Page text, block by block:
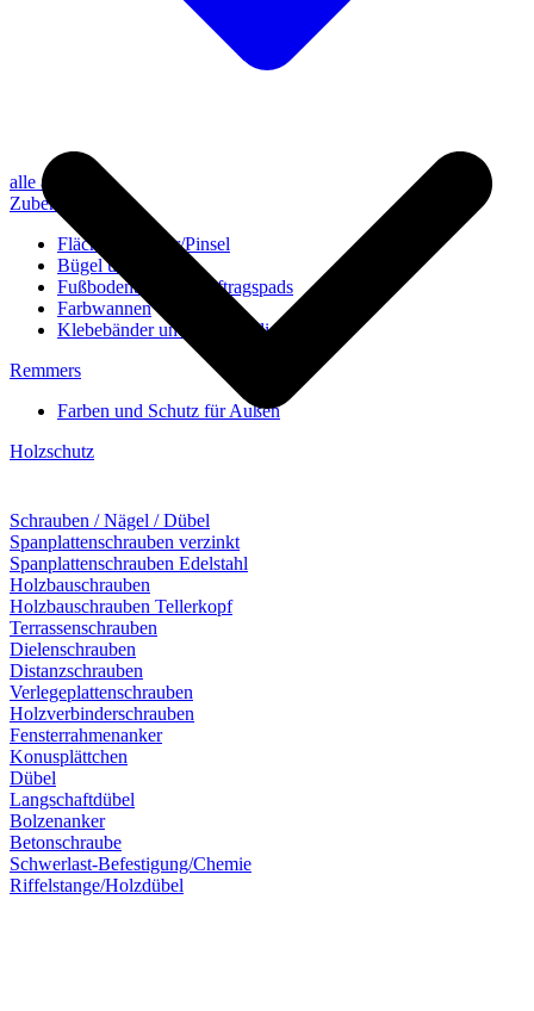
alle anzeigen
Zubehör
Flächenstreicher/Pinsel
Bügel und Rollen
Fußbodenbürsten/Auftragspads
Farbwannen
Klebebänder und Abdeckvlies
Remmers
Farben und Schutz für Außen
Holzschutz
Schrauben / Nägel / Dübel
Spanplattenschrauben verzinkt
Spanplattenschrauben Edelstahl
Holzbauschrauben
Holzbauschrauben Tellerkopf
Terrassenschrauben
Dielenschrauben
Distanzschrauben
Verlegeplattenschrauben
Holzverbinderschrauben
Fensterrahmenanker
Konusplättchen
Dübel
Langschaftdübel
Bolzenanker
Betonschraube
Schwerlast-Befestigung/Chemie
Riffelstange/Holzdübel